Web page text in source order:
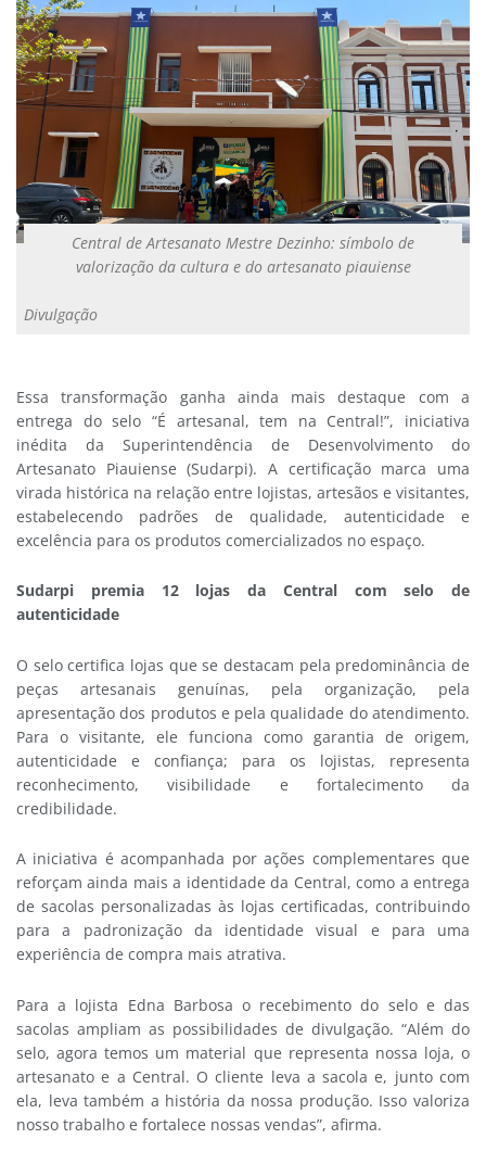
Central de Artesanato Mestre Dezinho: símbolo de
valorização da cultura e do artesanato piauiense
Divulgação
Essa transformação ganha ainda mais destaque com a
entrega do selo “É artesanal, tem na Central!”, iniciativa
inédita da Superintendência de Desenvolvimento do
Artesanato Piauiense (Sudarpi). A certificação marca uma
virada histórica na relação entre lojistas, artesãos e visitantes,
estabelecendo padrões de qualidade, autenticidade e
excelência para os produtos comercializados no espaço.
Sudarpi premia 12 lojas da Central com selo de
autenticidade
O selo certifica lojas que se destacam pela predominância de
peças artesanais genuínas, pela organização, pela
apresentação dos produtos e pela qualidade do atendimento.
Para o visitante, ele funciona como garantia de origem,
autenticidade e confiança; para os lojistas, representa
reconhecimento, visibilidade e fortalecimento da
credibilidade.
A iniciativa é acompanhada por ações complementares que
reforçam ainda mais a identidade da Central, como a entrega
de sacolas personalizadas às lojas certificadas, contribuindo
para a padronização da identidade visual e para uma
experiência de compra mais atrativa.
Para a lojista Edna Barbosa o recebimento do selo e das
sacolas ampliam as possibilidades de divulgação. “Além do
selo, agora temos um material que representa nossa loja, o
artesanato e a Central. O cliente leva a sacola e, junto com
ela, leva também a história da nossa produção. Isso valoriza
nosso trabalho e fortalece nossas vendas”, afirma.